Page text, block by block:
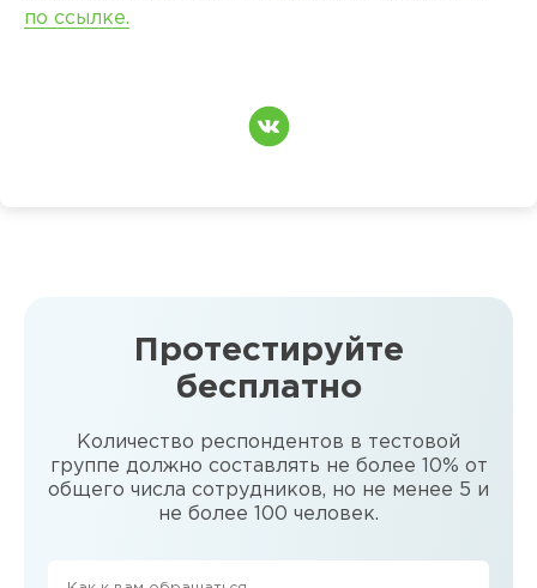
по ссылке.
Протестируйте
бесплатно
Количество респондентов в тестовой
группе должно составлять не более 10% от
общего числа сотрудников, но не менее 5 и
не более 100 человек.